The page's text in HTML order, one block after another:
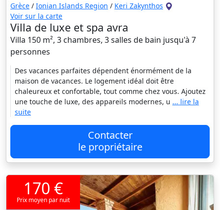
Grèce / Ionian Islands Region / Keri Zakynthos
Voir sur la carte
Villa de luxe et spa avra
Villa 150 m², 3 chambres, 3 salles de bain jusqu'à 7
personnes
Des vacances parfaites dépendent énormément de la
maison de vacances. Le logement idéal doit être
chaleureux et confortable, tout comme chez vous. Ajoutez
une touche de luxe, des appareils modernes, u ... lire la
suite
Contacter
le propriétaire
170 €
Prix moyen par nuit